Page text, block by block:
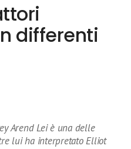
differenti
Arend Lei è una delle
lui ha interpretato Elliot